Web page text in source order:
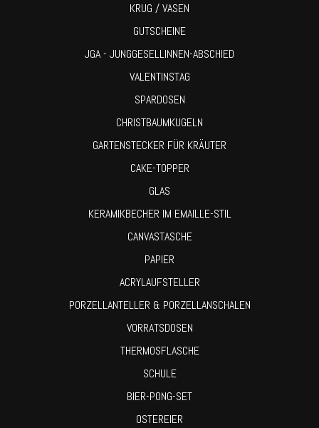
KRUG / VASEN
GUTSCHEINE
JGA - JUNGGESELLINNEN-ABSCHIED
VALENTINSTAG
SPARDOSEN
CHRISTBAUMKUGELN
GARTENSTECKER FÜR KRÄUTER
CAKE-TOPPER
GLAS
KERAMIKBECHER IM EMAILLE-STIL
CANVASTASCHE
PAPIER
ACRYLAUFSTELLER
PORZELLANTELLER & PORZELLANSCHALEN
VORRATSDOSEN
THERMOSFLASCHE
SCHULE
BIER-PONG-SET
OSTEREIER